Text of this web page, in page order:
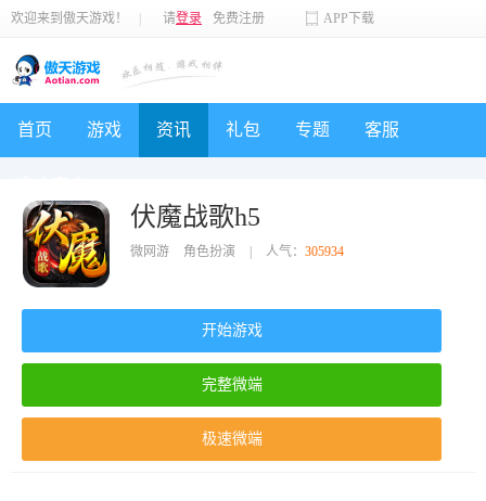
欢迎来到傲天游戏！ 请登录 免费注册 APP下载
首页 游戏 资讯 礼包 专题 客服
伏魔战歌h5
微网游 角色扮演 人气： 305934
开始游戏
完整微端
极速微端